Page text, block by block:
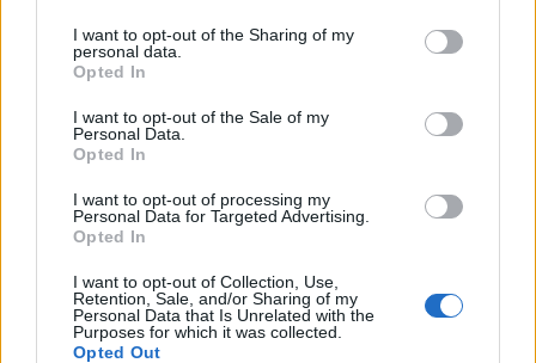
not limited to your visit or usage behaviour. You may click to
grant or deny consent to Google and its third-party tags to
use your data for below specified purposes in below Google
consent section.
I want to opt-out of the Sharing of my
personal data.
Opted In
I want to opt-out of the Sale of my
Personal Data.
Opted In
I want to opt-out of processing my
Personal Data for Targeted Advertising.
Opted In
I want to opt-out of Collection, Use,
Retention, Sale, and/or Sharing of my
Personal Data that Is Unrelated with the
Purposes for which it was collected.
Opted Out
Estos jugadores son duda
Posibles cambios en el once: Marvin puede jugar en el
lateral derecho por las molestias de Viti, por lo que Sandro o
Mata jugarán en banda. McBurnie podría entrar en el once y
Sandro o Mata ser suplentes. Loiodice puede entrar en el
puesto de Javi Muñoz.
Comunio: novedades en el sistema de puntuación
para 24/25